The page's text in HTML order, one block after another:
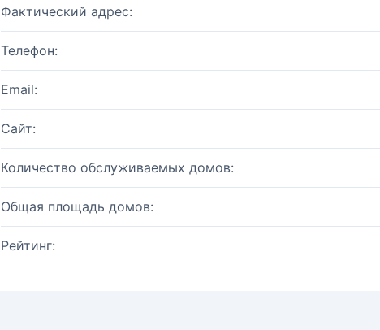
Фактический адрес:
Телефон:
Email:
Сайт:
Количество обслуживаемых домов:
Общая площадь домов:
Рейтинг: